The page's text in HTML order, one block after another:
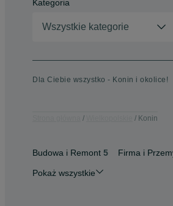
Kategoria
Wszystkie kategorie
Dla Ciebie wszystko - Konin i okolice!
Konin
Budowa i Remont 5 Firma i
Pokaż wszystkie